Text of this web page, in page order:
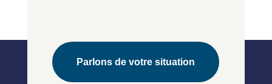
Parlons de votre situation